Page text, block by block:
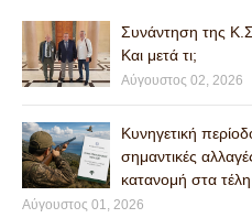
Συνάντηση της
Και μετά τι;
Αύγουστος 02, 2026
Κυνηγετική
σημαντικές
κατανομή στα
Αύγουστος 01, 2026